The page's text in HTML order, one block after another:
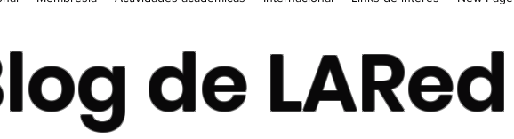
de LARed